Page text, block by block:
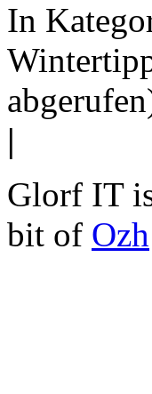
In
|
Glorf IT
bit of Ozh